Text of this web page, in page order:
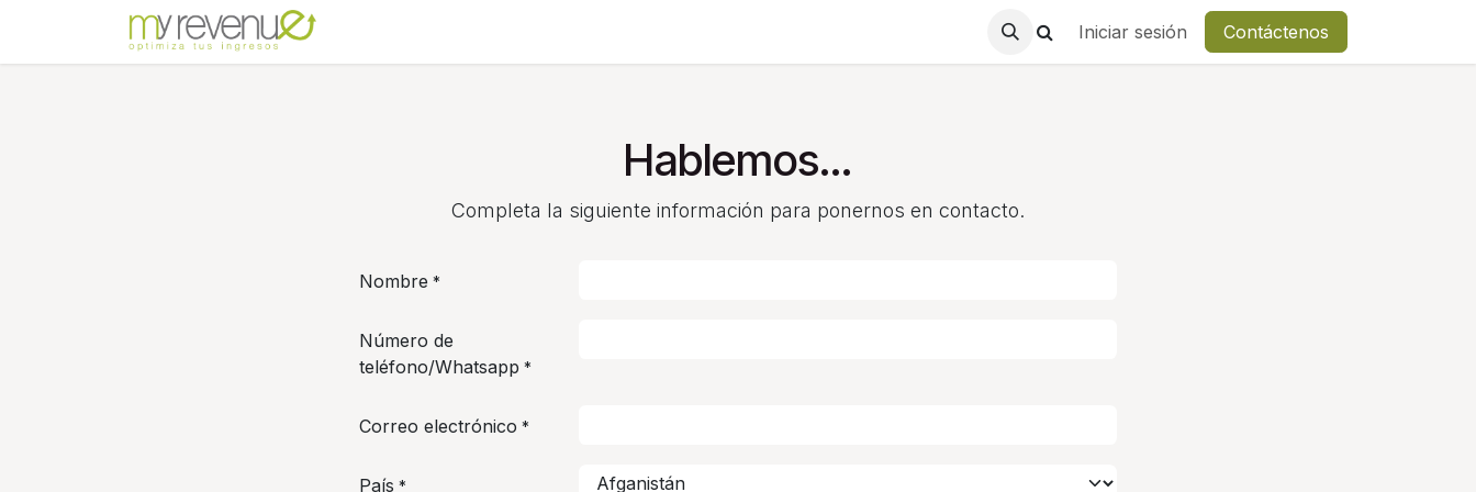
Iniciar sesión Contáctenos
Hablemos...
Completa la siguiente información para ponernos en contacto.
Nombre *
Número de
teléfono/Whatsapp *
Correo electrónico *
País *